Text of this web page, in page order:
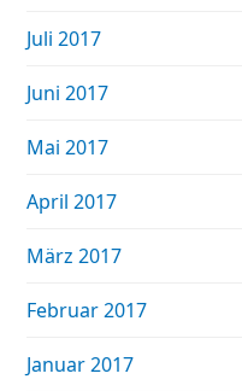
Juli 2017
Juni 2017
Mai 2017
April 2017
März 2017
Februar 2017
Januar 2017